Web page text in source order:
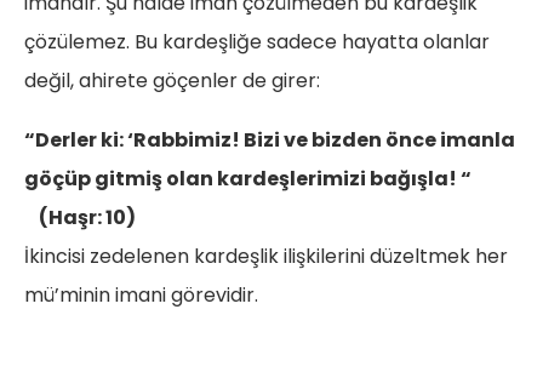
çözülemez. Bu kardeşliğe sadece hayatta olanlar
değil, ahirete göçenler de girer:
“Derler ki: ‘Rabbimiz! Bizi ve bizden önce imanla
göçüp gitmiş olan kardeşlerimizi bağışla! “
(Haşr: 10)
İkincisi zedelenen kardeşlik ilişkilerini düzeltmek her
mü’minin imani görevidir.